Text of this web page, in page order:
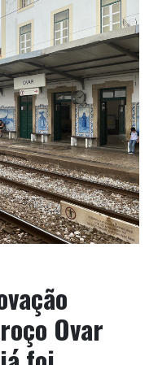
Ovar